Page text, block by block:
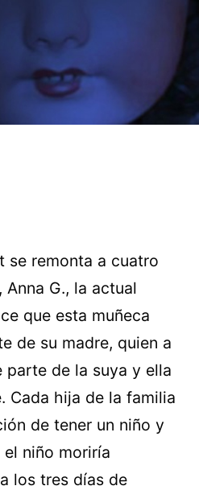
se remonta a cuatro
G., la actual
que esta muñeca
de su madre, quien a
parte de la suya y ella
Cada hija de la familia
de tener un niño y
niño moriría
los tres días de